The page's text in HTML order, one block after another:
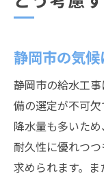
静岡市の気
静岡市の給水工
備の選定が不可欠
降水量も多いため
耐久性に優れつ
求められます。